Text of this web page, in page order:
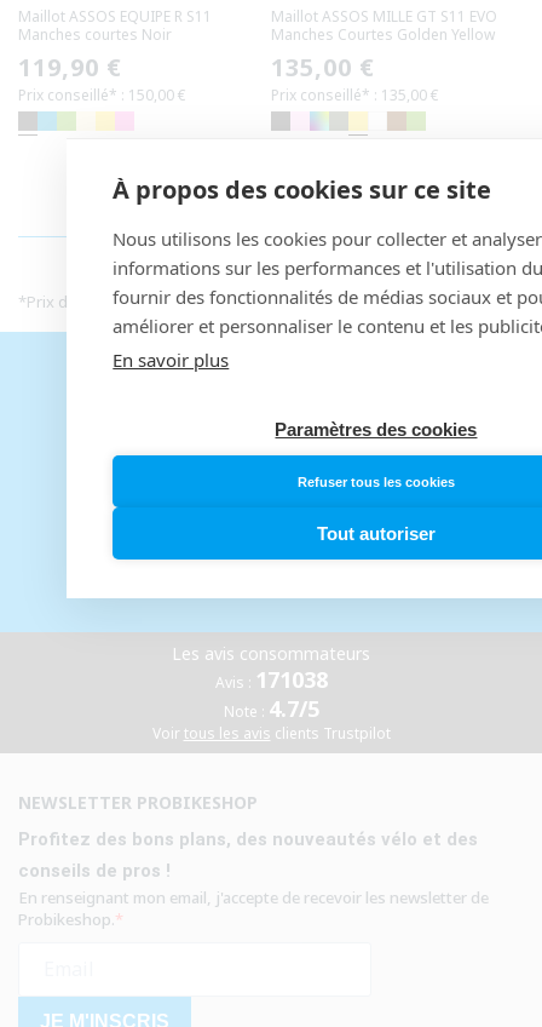
Maillot ASSOS EQUIPE R S11
Manches courtes Noir
Prix
habituel
119,90 €
Prix conseillé* : 150,00 €
Maillot ASSOS MILLE GT S11 EVO
Manches Courtes Golden Yellow
Prix
habituel
135,00 €
Prix conseillé* : 135,00 €
INFORMATIONS PRIX
*Prix de vente conseillé fournisseur en Janvier 2025
Paiement en 3x, 4x, 10x
Des experts
Les avis consommateurs
Avis : 171038
Note : 4.7/5
Voir tous les avis clients Trustpilot
NEWSLETTER PROBIKESHOP
Profitez des bons plans, des nouveautés vélo et des
conseils de pros !
En renseignant mon email, j'accepte de recevoir les newsletter de
Probikeshop.
JE M'INSCRIS
À propos des cookies sur ce site
Nous utilisons les cookies pour collecter et
informations sur les performances et l'utilisation
fournir des fonctionnalités de médias sociaux et
améliorer et personnaliser le contenu et les
En savoir plus
Paramètres des cookies
Refuser tous les cookies
Tout autoriser